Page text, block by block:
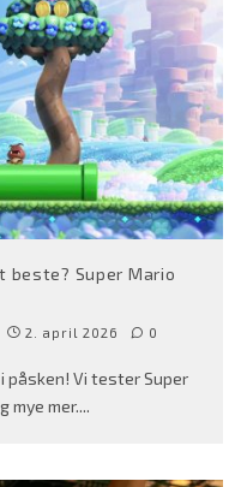
beste? Super Mario
2. april 2026 0
påsken! Vi tester Super
mye mer....